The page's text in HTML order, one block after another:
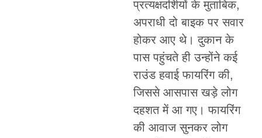
प्रत्यक्षदर्शियों के मुताबिक,
अपराधी दो बाइक पर सवार
होकर आए थे। दुकान के
पास पहुंचते ही उन्होंने कई
राउंड हवाई फायरिंग की,
जिससे आसपास खड़े लोग
दहशत में आ गए। फायरिंग
की आवाज सुनकर लोग